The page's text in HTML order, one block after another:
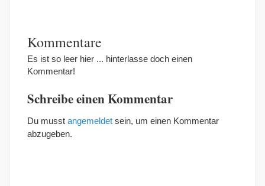
Kommentare
Es ist so leer hier ... hinterlasse doch einen
Kommentar!
Schreibe einen Kommentar
Du musst angemeldet sein, um einen Kommentar
abzugeben.